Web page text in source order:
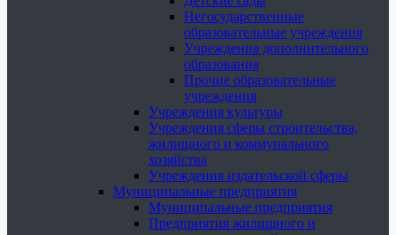
Негосударственные
образовательные учреждения
Учреждения дополнительного
образования
Прочие образовательные
учреждения
Учреждения культуры
Учреждения сферы строительства,
жилищного и коммунального
хозяйства
Учреждения издательской сферы
Муниципальные предприятия
Муниципальные предприятия
Предприятия жилищного и